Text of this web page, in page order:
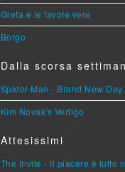
Greta e le favole vere
Borgo
Dalla scorsa
Spider-Man - Brand New Day
Kim Novak's Vertigo
Attesissimi
The Invite - Il piacere è tutto